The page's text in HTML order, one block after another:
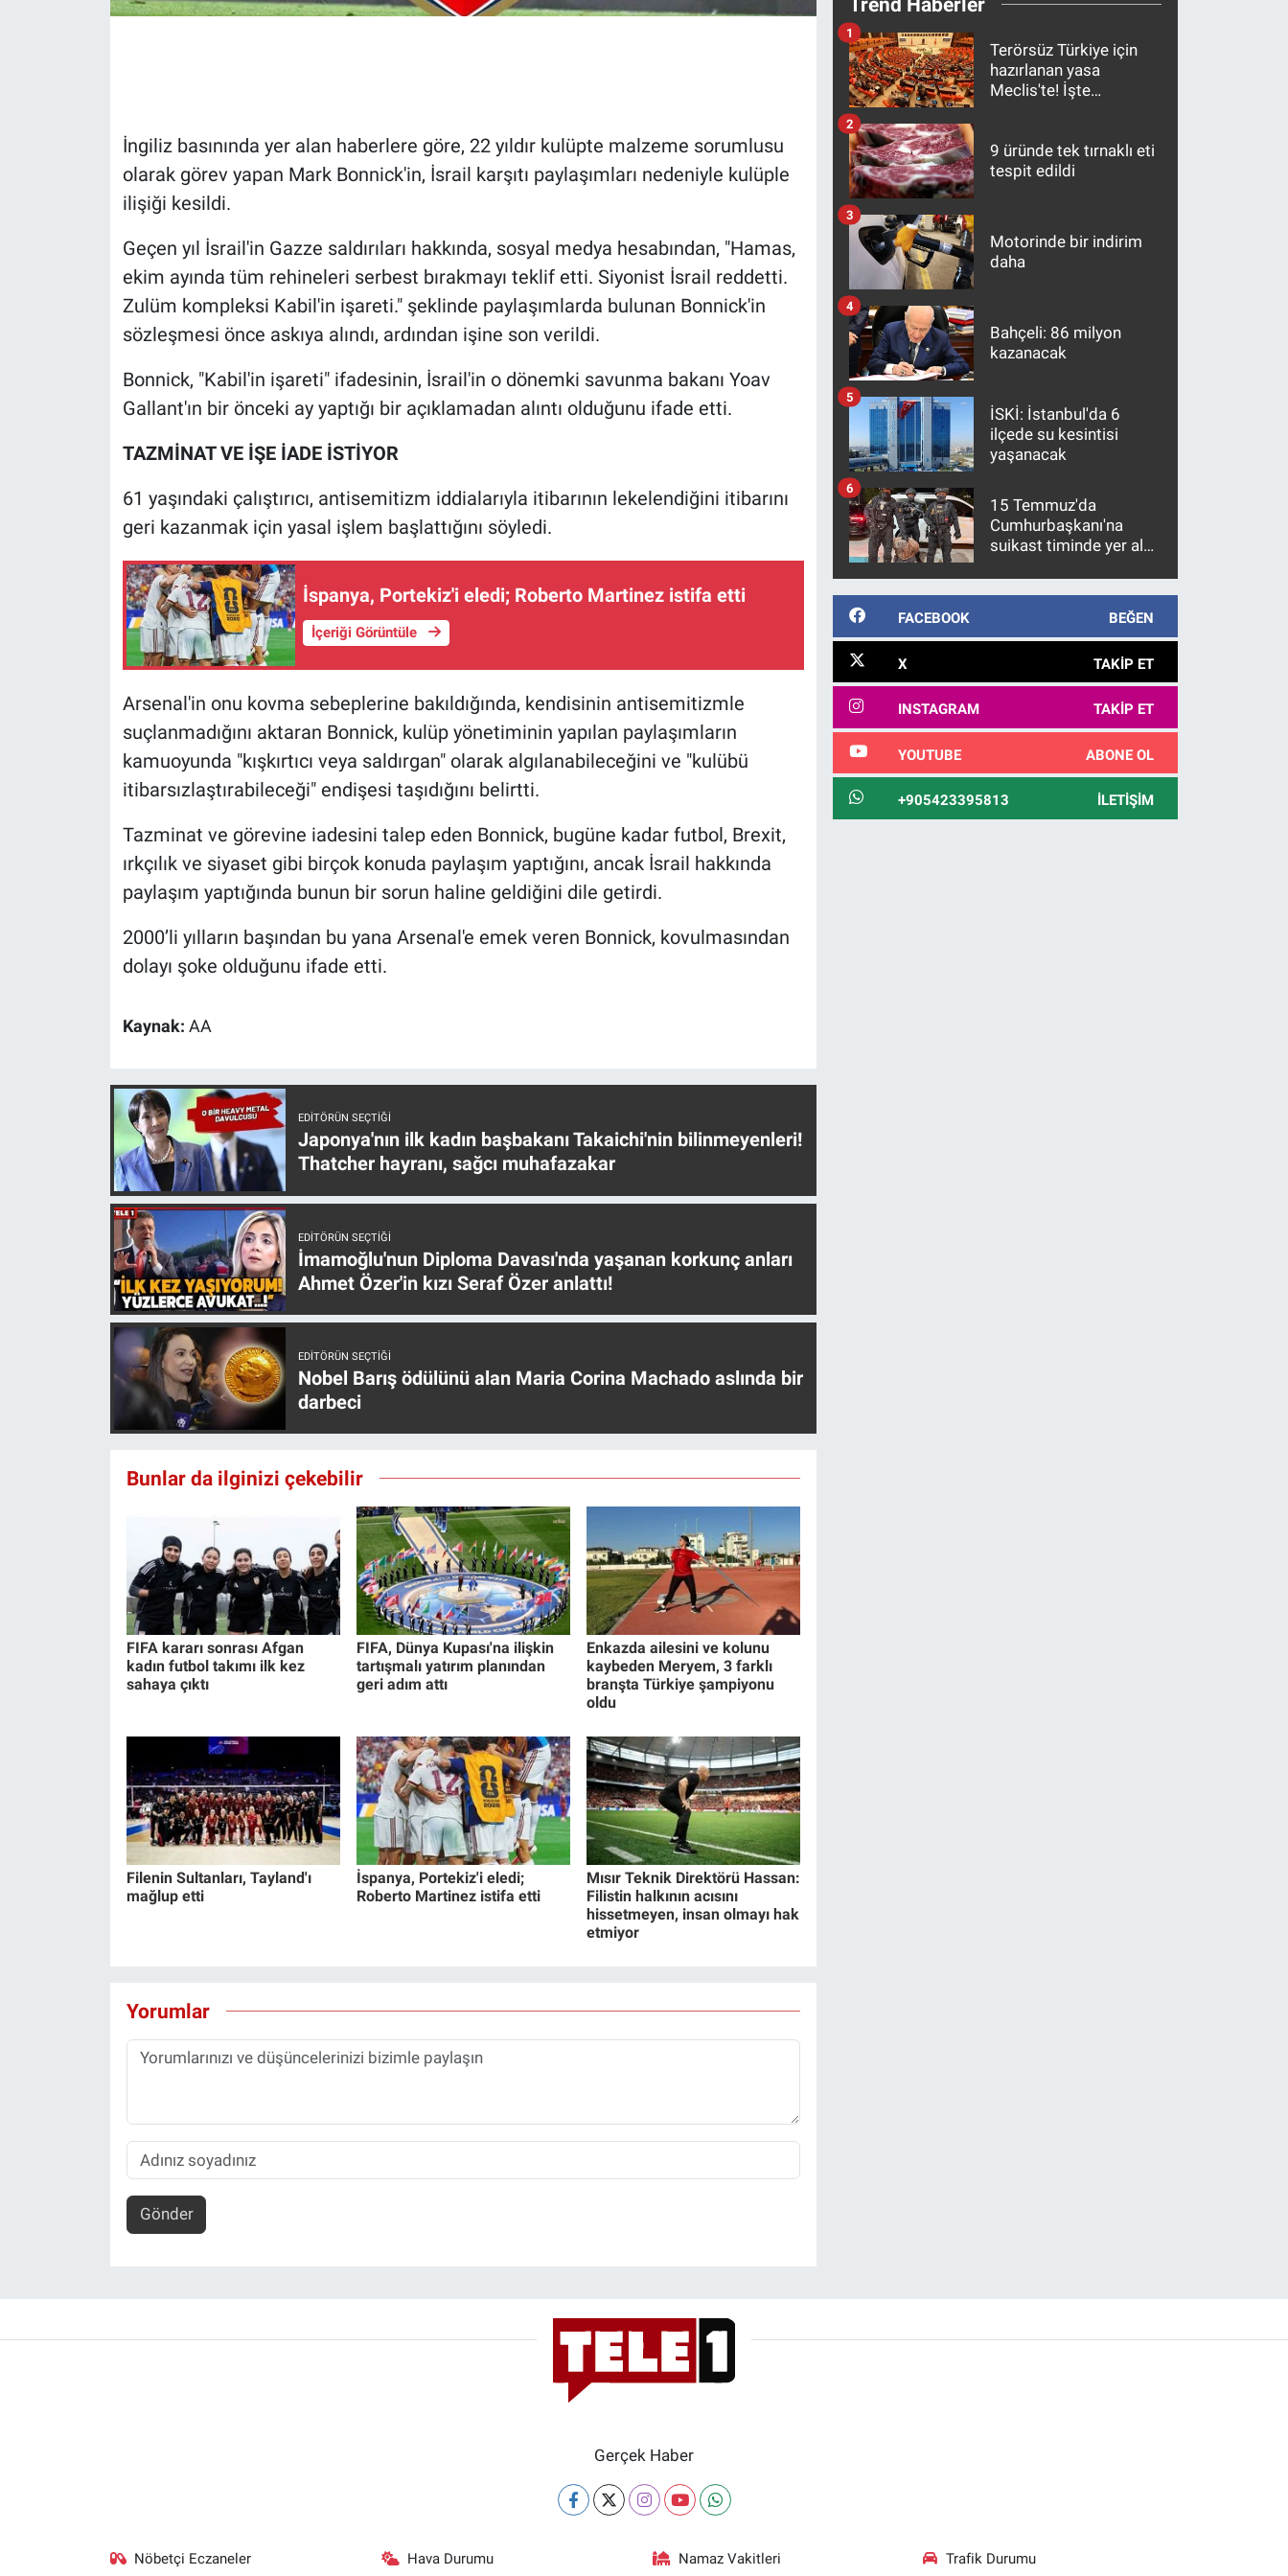
İngiliz basınında yer alan haberlere göre, 22 yıldır kulüpte malzeme sorumlusu
olarak görev yapan Mark Bonnick'in, İsrail karşıtı paylaşımları nedeniyle kulüple
ilişiği kesildi.
Geçen yıl İsrail'in Gazze saldırıları hakkında, sosyal medya hesabından, "Hamas,
ekim ayında tüm rehineleri serbest bırakmayı teklif etti. Siyonist İsrail reddetti.
Zulüm kompleksi Kabil'in işareti." şeklinde paylaşımlarda bulunan Bonnick'in
sözleşmesi önce askıya alındı, ardından işine son verildi.
Bonnick, "Kabil'in işareti" ifadesinin, İsrail'in o dönemki savunma bakanı Yoav
Gallant'ın bir önceki ay yaptığı bir açıklamadan alıntı olduğunu ifade etti.
TAZMİNAT VE İŞE İADE İSTİYOR
61 yaşındaki çalıştırıcı, antisemitizm iddialarıyla itibarının lekelendiğini itibarını
geri kazanmak için yasal işlem başlattığını söyledi.
İspanya, Portekiz'i eledi; Roberto Martinez istifa etti
İçeriği Görüntüle
Arsenal'in onu kovma sebeplerine bakıldığında, kendisinin antisemitizmle
suçlanmadığını aktaran Bonnick, kulüp yönetiminin yapılan paylaşımların
kamuoyunda "kışkırtıcı veya saldırgan" olarak algılanabileceğini ve "kulübü
itibarsızlaştırabileceği" endişesi taşıdığını belirtti.
Tazminat ve görevine iadesini talep eden Bonnick, bugüne kadar futbol, Brexit,
ırkçılık ve siyaset gibi birçok konuda paylaşım yaptığını, ancak İsrail hakkında
paylaşım yaptığında bunun bir sorun haline geldiğini dile getirdi.
2000’li yılların başından bu yana Arsenal'e emek veren Bonnick, kovulmasından
dolayı şoke olduğunu ifade etti.
Kaynak: AA
EDITÖRÜN SEÇTIĞI
Japonya'nın ilk kadın başbakanı Takaichi'nin bilinmeyenleri!
Thatcher hayranı, sağcı muhafazakar
EDITÖRÜN SEÇTIĞI
İmamoğlu'nun Diploma Davası'nda yaşanan korkunç anları
Ahmet Özer'in kızı Seraf Özer anlattı!
EDITÖRÜN SEÇTIĞI
Nobel Barış ödülünü alan Maria Corina Machado aslında bir
darbeci
Bunlar da ilginizi çekebilir
FIFA kararı sonrası Afgan
kadın futbol takımı ilk kez
sahaya çıktı
FIFA, Dünya Kupası'na ilişkin
tartışmalı yatırım planından
geri adım attı
Enkazda ailesini ve kolunu
kaybeden Meryem, 3 farklı
branşta Türkiye şampiyonu
oldu
Filenin Sultanları, Tayland'ı
mağlup etti
İspanya, Portekiz'i eledi;
Roberto Martinez istifa etti
Mısır Teknik Direktörü Hassan:
Filistin halkının acısını
hissetmeyen, insan olmayı hak
etmiyor
Yorumlar
Gönder
Terörsüz Türkiye için
hazırlanan yasa
Meclis'te! İşte
1
9 üründe tek tırnaklı eti
tespit edildi
2
Motorinde bir indirim
daha
3
Bahçeli: 86 milyon
kazanacak
4
İSKİ: İstanbul'da 6
ilçede su kesintisi
yaşanacak
5
15 Temmuz'da
Cumhurbaşkanı'na
suikast timinde yer alan
10 yıl sonra yakalandı
6
FACEBOOK BEĞEN
X TAKIP ET
INSTAGRAM TAKIP ET
YOUTUBE ABONE OL
+905423395813 İLETIŞIM
Gerçek Haber
Nöbetçi Eczaneler Hava Durumu Namaz Vakitleri Trafik Durumu
Koronavirüs
Kültür Sanat
Ne demişti
Programlar
Türkiye'nin Geleceği
Türkiye'nin Gündemi
Yerel Gündem
Yerel Yaşam
Canlı Yayın